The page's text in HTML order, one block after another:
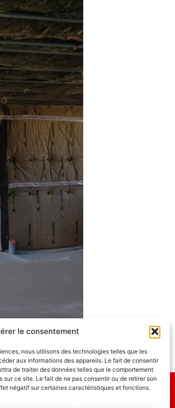
le consentement
nous utilisons des technologies telles que les
aux informations des appareils. Le fait de consentir
de traiter des données telles que le comportement
sur ce site. Le fait de ne pas consentir ou de retirer son
négatif sur certaines caractéristiques et fonctions.
GDL Construction 2026